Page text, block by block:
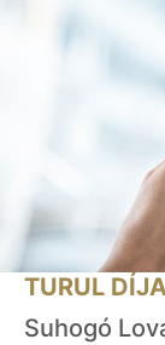
TURUL
Suhogó